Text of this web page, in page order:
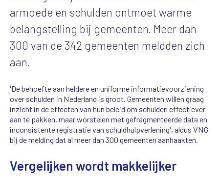
armoede en schulden ontmoet warme
belangstelling bij gemeenten. Meer dan
300 van de 342 gemeenten meldden zich
aan.
'De behoefte aan heldere en uniforme informatievoorziening
over schulden in Nederland is groot. Gemeenten willen graag
inzicht in de effecten van hun beleid om schulden effectiever
aan te pakken, maar worstelen met gefragmenteerde data en
inconsistente registratie van schuldhulpverlening', aldus VNG
bij de melding dat al meer dan 300 gemeenten aanhaakten.
Vergelijken wordt makkelijker